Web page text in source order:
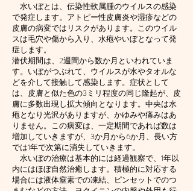
水いぼとは、伝染性軟属腫のウイルスの感染
で発症します。アトピー性皮膚炎や湿疹などの
皮膚の病変ではリスクがあります。このウイル
スは毛穴や傷から入り、水疱やいぼとなって発
症します。
潜伏期間は、2週間から数か月といわれていま
す。いぼがつぶれて、ウイルスが水やタオルな
どを介して接触して感染します。症状として
は、皮膚と似た色の3ミリ程度の同じ隆起が、皮
膚に多数出現し拡大傾向となります。中央は水
疱となり光沢がありますが、かゆみや痛みはあ
りません。この病変は、一定期間であれば数は
増加していきますが、3か月から6か月、長い方
では1年で次第に消失していきます。
水いぼの治療は基本的には経過観察で、1年以
内にはほぼ自然治癒します。積極的に対応する
場合には液体窒素での凍結、ピンセットでのつ